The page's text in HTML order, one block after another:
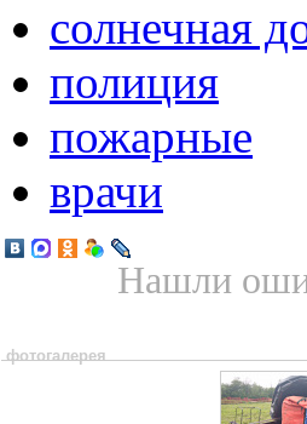
солнечная
полиция
пожарные
врачи
Нашли
фотогалерея